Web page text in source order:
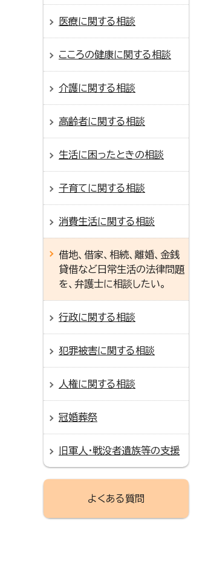
医療に関する相談
こころの健康に関する相談
介護に関する相談
高齢者に関する相談
生活に困ったときの相談
子育てに関する相談
消費生活に関する相談
借地、借家、相続、離婚、金銭
貸借など日常生活の法律問題
を、弁護士に相談したい。
行政に関する相談
犯罪被害に関する相談
人権に関する相談
冠婚葬祭
旧軍人・戦没者遺族等の支援
よくある質問